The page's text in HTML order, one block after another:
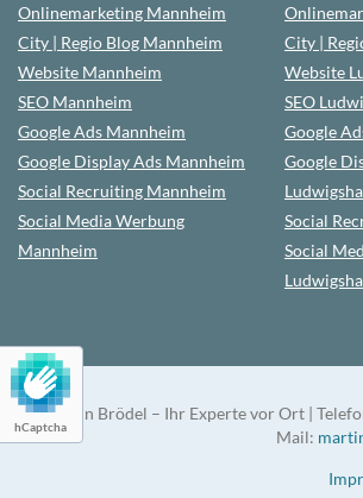
hCaptcha
Onlinemarketing Mannheim
City | Regio Blog Mannheim
Website Mannheim
SEO Mannheim
Google Ads Mannheim
Google Display Ads Mannheim
Social Recruiting Mannheim
Social Media Werbung
Mannheim
City |
Website
SEO
Google
Google
Social
Social
Martin Brödel – Ihr Experte vor Ort |
Mail: